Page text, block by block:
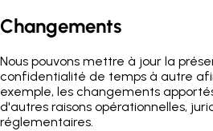
Changements
Nous pouvons mettre à jour la
confidentialité de temps à autre
exemple, les changements
d'autres raisons opérationnelles,
réglementaires.